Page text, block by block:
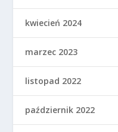
kwiecień 2024
marzec 2023
listopad 2022
październik 2022